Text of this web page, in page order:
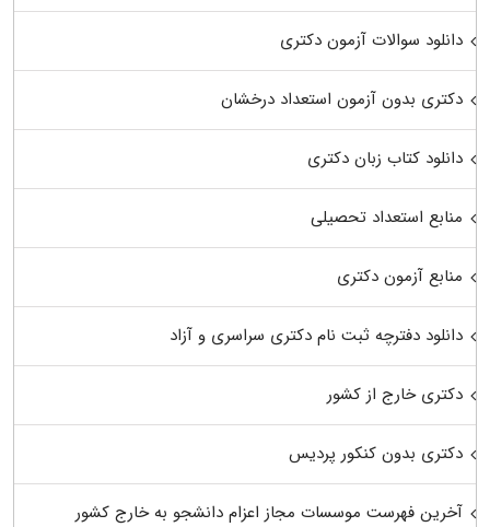
دانلود سوالات آزمون دکتری
دکتری بدون آزمون استعداد درخشان
دانلود کتاب زبان دکتری
منابع استعداد تحصیلی
منابع آزمون دکتری
دانلود دفترچه ثبت نام دکتری سراسری و آزاد
دکتری خارج از کشور
دکتری بدون کنکور پردیس
آخرین فهرست موسسات مجاز اعزام دانشجو به خارج کشور